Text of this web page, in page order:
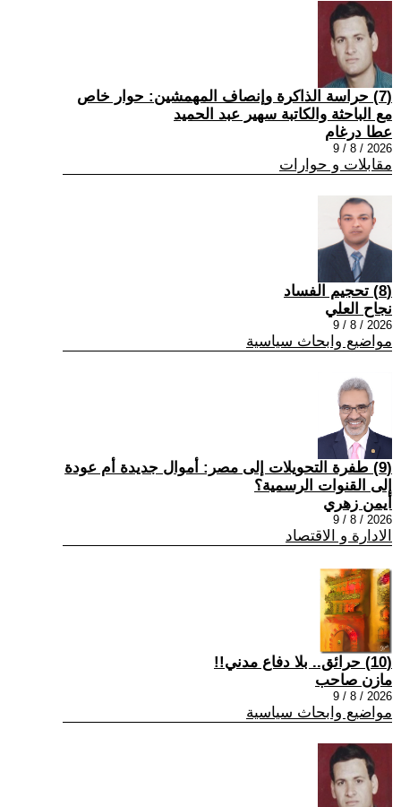
(7) حراسة الذاكرة وإنصاف المهمشين: حوار خاص
مع الباحثة والكاتبة سهير عبد الحميد
عطا درغام
2026 / 8 / 9
مقابلات و حوارات
(8) تحجيم الفساد
نجاح العلي
2026 / 8 / 9
مواضيع وابحاث سياسية
(9) طفرة التحويلات إلى مصر: أموال جديدة أم عودة
إلى القنوات الرسمية؟
أيمن زهري
2026 / 8 / 9
الادارة و الاقتصاد
(10) حرائق.. بلا دفاع مدني!!
مازن صاحب
2026 / 8 / 9
مواضيع وابحاث سياسية